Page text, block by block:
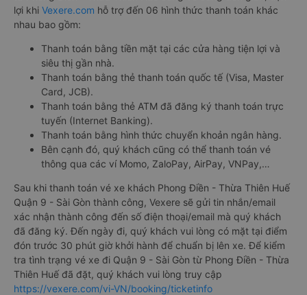
lợi khi Vexere.com hỗ trợ đến 06 hình thức thanh toán khác
nhau bao gồm:
Thanh toán bằng tiền mặt tại các cửa hàng tiện lợi và
siêu thị gần nhà.
Thanh toán bằng thẻ thanh toán quốc tế (Visa, Master
Card, JCB).
Thanh toán bằng thẻ ATM đã đăng ký thanh toán trực
tuyến (Internet Banking).
Thanh toán bằng hình thức chuyển khoản ngân hàng.
Bên cạnh đó, quý khách cũng có thể thanh toán vé
thông qua các ví Momo, ZaloPay, AirPay, VNPay,…
Sau khi thanh toán vé xe khách Phong Điền - Thừa Thiên Huế
Quận 9 - Sài Gòn thành công, Vexere sẽ gửi tin nhắn/email
xác nhận thành công đến số điện thoại/email mà quý khách
đã đăng ký. Đến ngày đi, quý khách vui lòng có mặt tại điểm
đón trước 30 phút giờ khởi hành để chuẩn bị lên xe. Để kiểm
tra tình trạng vé xe đi Quận 9 - Sài Gòn từ Phong Điền - Thừa
Thiên Huế đã đặt, quý khách vui lòng truy cập
https://vexere.com/vi-VN/booking/ticketinfo